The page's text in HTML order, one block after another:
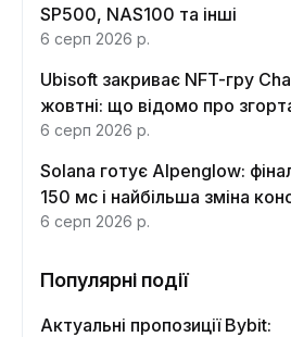
SP500, NAS100 та інші
6 серп 2026 р.
Ubisoft закриває NFT-гру
жовтні: що відомо про
функцій
6 серп 2026 р.
Solana готує Alpenglow:
150 мс і найбільша зміна
6 серп 2026 р.
Популярні події
Актуальні пропозиції Bybit: